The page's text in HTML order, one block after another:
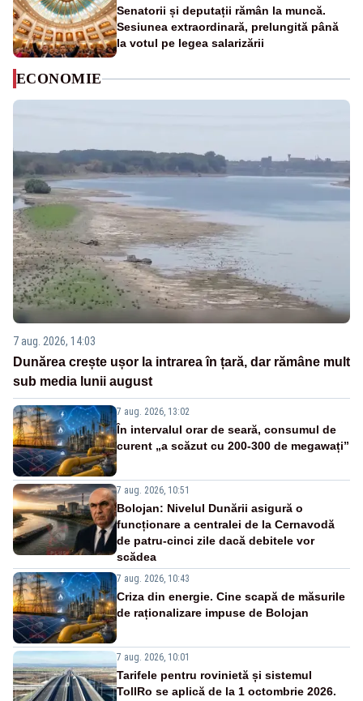
Senatorii și deputații rămân la muncă.
Sesiunea extraordinară, prelungită până
la votul pe legea salarizării
ECONOMIE
7 aug. 2026, 14:03
Dunărea crește ușor la intrarea în țară, dar rămâne mult
sub media lunii august
7 aug. 2026, 13:02
În intervalul orar de seară, consumul de
curent „a scăzut cu 200-300 de megawați”
7 aug. 2026, 10:51
Bolojan: Nivelul Dunării asigură o
funcționare a centralei de la Cernavodă
de patru-cinci zile dacă debitele vor
scădea
7 aug. 2026, 10:43
Criza din energie. Cine scapă de măsurile
de raționalizare impuse de Bolojan
7 aug. 2026, 10:01
Tarifele pentru rovinietă și sistemul
TollRo se aplică de la 1 octombrie 2026.